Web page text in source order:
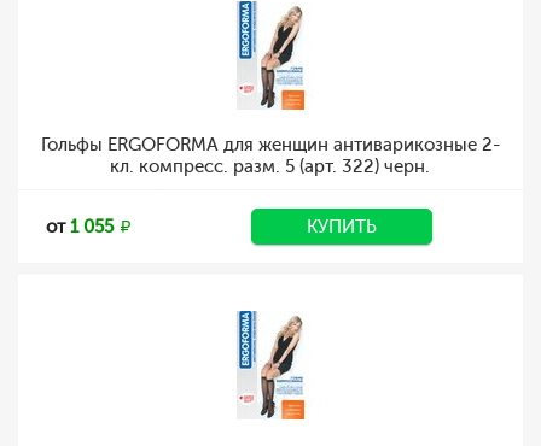
Гольфы ERGOFORMA для женщин антиварикозные 2-
кл. компресс. разм. 5 (арт. 322) черн.
от1 055 КУПИТЬ